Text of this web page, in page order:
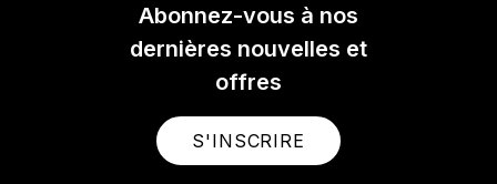
Abonnez-vous à nos
dernières nouvelles et
offres
S'INSCRIRE